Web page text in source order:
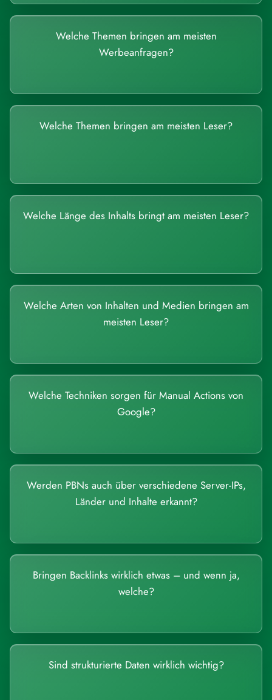
Welche Themen bringen am meisten
Werbeanfragen?
Welche Themen bringen am meisten Leser?
Welche Länge des Inhalts bringt am meisten Leser?
Welche Arten von Inhalten und Medien bringen am
meisten Leser?
Welche Techniken sorgen für Manual Actions von
Google?
Werden PBNs auch über verschiedene Server-IPs,
Länder und Inhalte erkannt?
Bringen Backlinks wirklich etwas – und wenn ja,
welche?
Sind strukturierte Daten wirklich wichtig?